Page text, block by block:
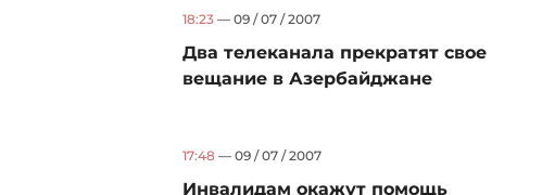
18:23 — 09 / 07 / 2007
Два телеканала прекратят свое
вещание в Азербайджане
17:48 — 09 / 07 / 2007
Инвалидам окажут помощь